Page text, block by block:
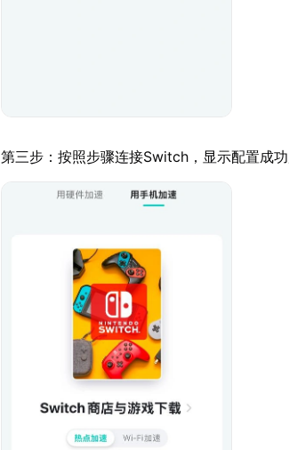
第三步：按照步骤连接Switch，显示配置成功